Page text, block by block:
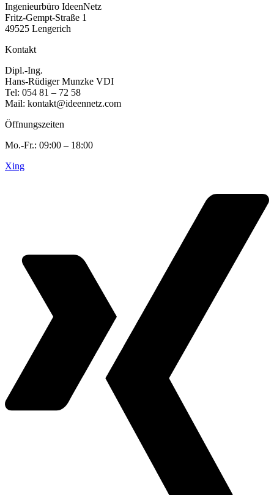
Ingenieurbüro IdeenNetz
Fritz-Gempt-Straße 1
49525 Lengerich
Kontakt
Dipl.-Ing.
Hans-Rüdiger Munzke VDI
Tel: 054 81 – 72 58
Mail: kontakt@ideennetz.com
Öffnungszeiten
Mo.-Fr.: 09:00 – 18:00
Xing